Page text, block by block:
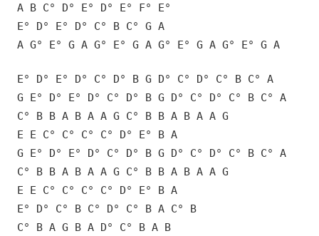
A B C° D° E° D° E° F° E°
E° D° E° D° C° B C° G A
A G° E° G A G° E° G A G° E° G A G° E° G A
E° D° E° D° C° D° B G D° C° D° C° B C° A
G E° D° E° D° C° D° B G D° C° D° C° B C° A
C° B B A B A A G C° B B A B A A G
E E C° C° C° C° D° E° B A
G E° D° E° D° C° D° B G D° C° D° C° B C° A
C° B B A B A A G C° B B A B A A G
E E C° C° C° C° D° E° B A
E° D° C° B C° D° C° B A C° B
C° B A G B A D° C° B A B